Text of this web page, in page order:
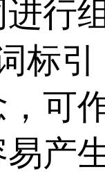
行
标引
可
产